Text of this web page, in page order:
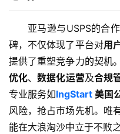
态
伙
伴
专
栏
亚马逊与USPS的合
碑，不仅体现了平台对用
提供了重塑竞争力的契机
优化、数据化运营及合规
专业服务如lngStart 美国
风险，抢占市场先机。唯
能在大浪淘沙中立于不败之